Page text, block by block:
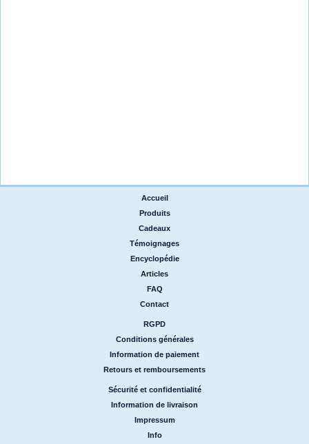
Accueil
Produits
Cadeaux
Témoignages
Encyclopédie
Articles
FAQ
Contact
RGPD
Conditions générales
Information de paiement
Retours et remboursements
Sécurité et confidentialité
Information de livraison
Impressum
Info